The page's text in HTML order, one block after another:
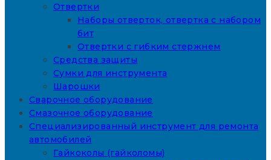
Отвертки
Наборы отверток, отвертка с набором
бит
Отвертки с гибким стержнем
Средства защиты
Сумки для инструмента
Шарошки
Сварочное оборудование
Смазочное оборудование
Специализированный инструмент для ремонта
автомобилей
Гайкоколы (гайколомы)